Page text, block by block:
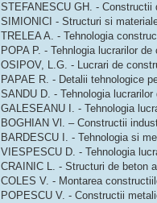
STEFANESCU GH. -
SIMIONICI - Structuri si
TRELEA A. - Tehnologia
POPA P. - Tehnlogia lucrarilor
OSIPOV, L.G. - Lucrari de
PAPAE R. - Detalii tehnologice
SANDU D. - Tehnologia lucrarilor
GALESEANU I. - Tehnologia
BOGHIAN Vl. – Constructii
BARDESCU I. - Tehnologia si
VIESPESCU D. - Tehnologia
CRAINIC L. - Structuri de beton
COLES V. - Montarea
POPESCU V. - Constructii